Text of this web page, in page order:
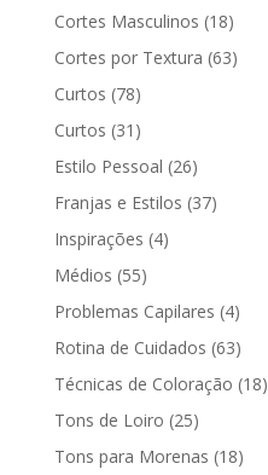
Cortes Masculinos (18)
Cortes por Textura (63)
Curtos (78)
Curtos (31)
Estilo Pessoal (26)
Franjas e Estilos (37)
Inspirações (4)
Médios (55)
Problemas Capilares (4)
Rotina de Cuidados (63)
Técnicas de Coloração (18)
Tons de Loiro (25)
Tons para Morenas (18)